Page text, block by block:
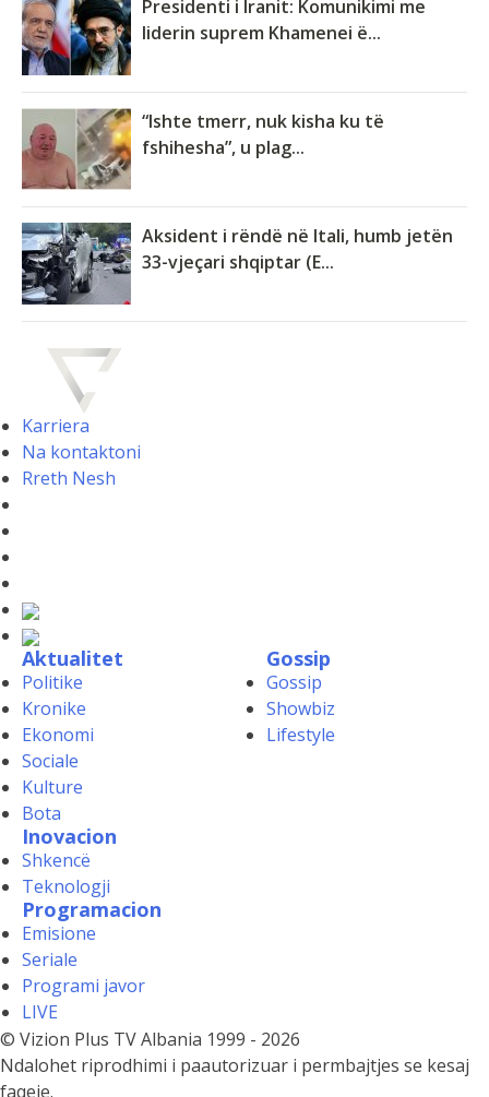
Presidenti i Iranit: Komunikimi me
liderin suprem Khamenei ë...
“Ishte tmerr, nuk kisha ku të
fshihesha”, u plag...
Aksident i rëndë në Itali, humb jetën
33-vjeçari shqiptar (E...
Karriera
Na kontaktoni
Rreth Nesh
Aktualitet
Politike
Kronike
Ekonomi
Sociale
Kulture
Bota
Gossip
Gossip
Showbiz
Lifestyle
Inovacion
Shkencë
Teknologji
Programacion
Emisione
Seriale
Programi javor
LIVE
© Vizion Plus TV Albania 1999 - 2026
Ndalohet riprodhimi i paautorizuar i permbajtjes se kesaj
faqeje.